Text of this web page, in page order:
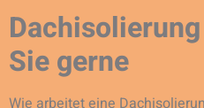
Sie gerne
Wie arbeitet eine